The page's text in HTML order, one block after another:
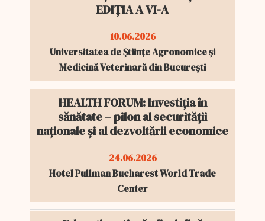
EDIȚIA A VI-A
10.06.2026
Universitatea de Științe Agronomice și
Medicină Veterinară din București
HEALTH FORUM: Investiția în
sănătate – pilon al securității
naționale și al dezvoltării economice
24.06.2026
Hotel Pullman Bucharest World Trade
Center